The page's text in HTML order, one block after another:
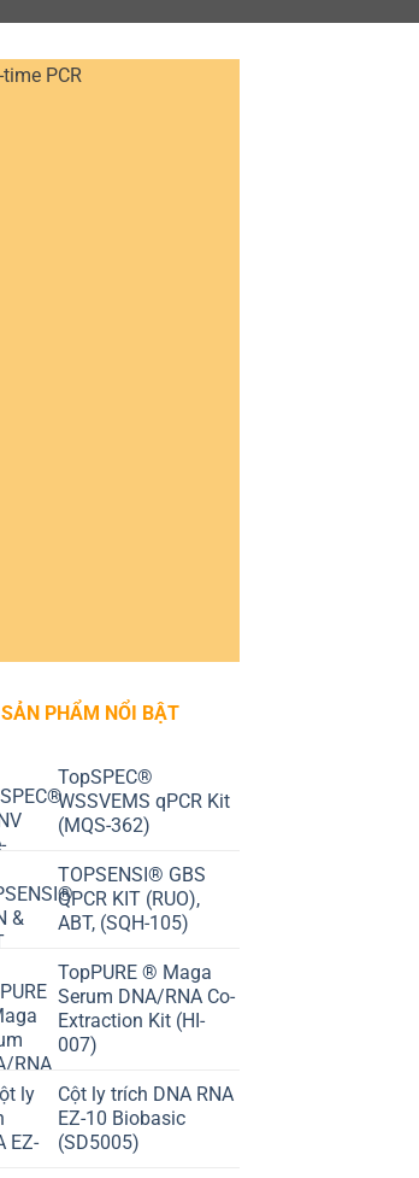
SẢN PHẨM NỔI BẬT
TopSPEC®
WSSVEMS qPCR Kit
(MQS-362)
TOPSENSI® GBS
QPCR KIT (RUO),
ABT, (SQH-105)
TopPURE ® Maga
Serum DNA/RNA Co-
Extraction Kit (HI-
007)
Cột ly trích DNA RNA
EZ-10 Biobasic
(SD5005)